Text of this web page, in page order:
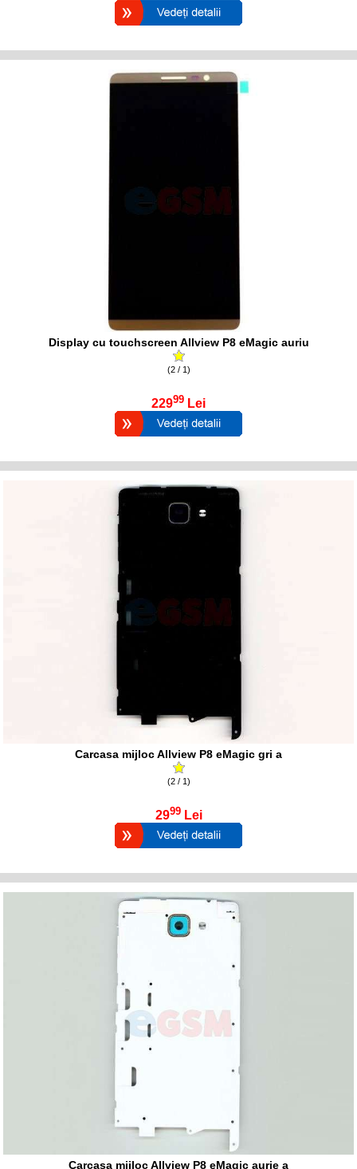
Display cu touchscreen Allview P8 eMagic auriu
(2 / 1)
22999 Lei
Carcasa mijloc Allview P8 eMagic gri a
(2 / 1)
2999 Lei
Carcasa mijloc Allview P8 eMagic aurie a